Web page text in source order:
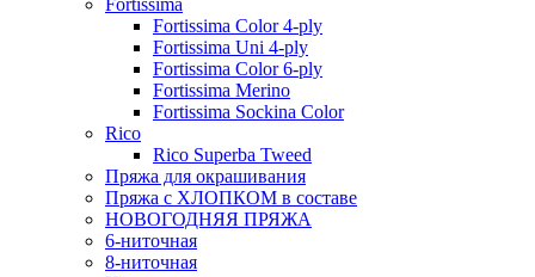
Fortissima
Fortissima Color 4-ply
Fortissima Uni 4-ply
Fortissima Color 6-ply
Fortissima Merino
Fortissima Sockina Color
Rico
Rico Superba Tweed
Пряжа для окрашивания
Пряжа с ХЛОПКОМ в составе
НОВОГОДНЯЯ ПРЯЖА
6-ниточная
8-ниточная